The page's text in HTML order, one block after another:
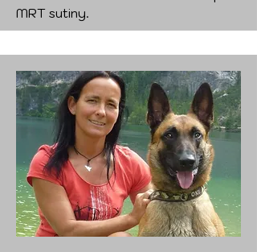
MRT sutiny.